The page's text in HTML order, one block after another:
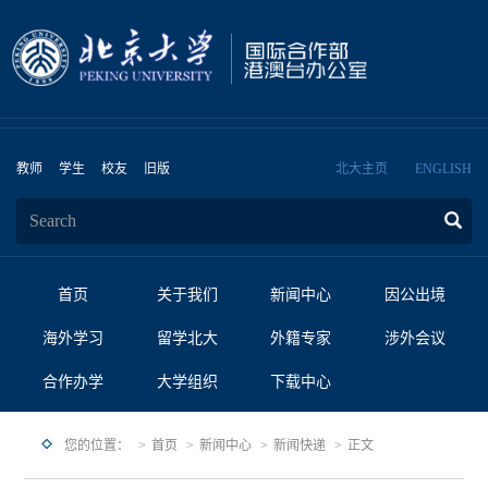
教师 学生 校友 旧版 北大主页 ENGLISH
首页 关于我们 新闻中心 因公出境
海外学习 留学北大 外籍专家 涉外会议
合作办学 大学组织 下载中心
您的位置： 首页 新闻中心 新闻快递 正文